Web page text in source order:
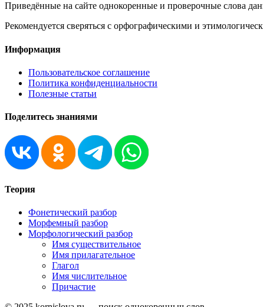
Приведённые на сайте однокоренные и проверочные слова
Рекомендуется сверяться с орфографическими и
Информация
Пользовательское соглашение
Политика конфиденциальности
Полезные статьи
Поделитесь знаниями
Теория
Фонетический разбор
Морфемный разбор
Морфологический разбор
Имя существительное
Имя прилагательное
Глагол
Имя числительное
Причастие